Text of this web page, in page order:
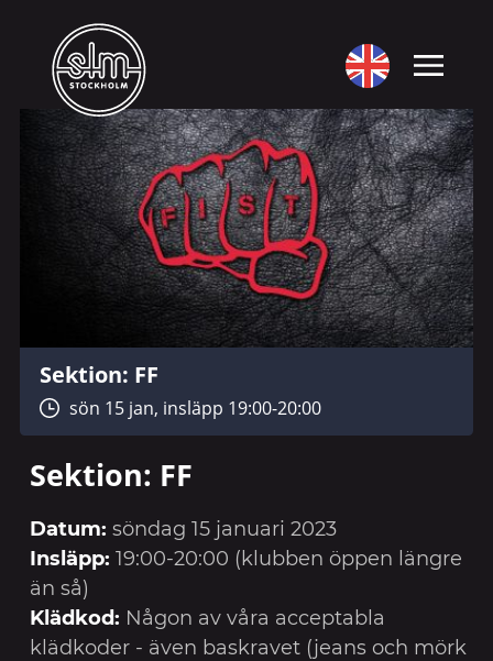
Sektion: FF
sön 15 jan, insläpp 19:00-20:00
Sektion: FF
Datum: söndag 15 januari 2023
Insläpp: 19:00-20:00 (klubben öppen längre
än så)
Klädkod: Någon av våra acceptabla
klädkoder - även baskravet (jeans och mörk